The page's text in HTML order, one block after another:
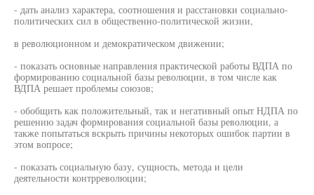
- дать анализ характера, соотношения и расстановки социально-
политических сил в общественно-политической жизни,
в революционном и демократическом движении;
- показать основные направления практической работы ВДПА по
формированию социальной базы революции, в том числе как
ВДПА решает проблемы союзов;
- обобщить как положительный, так и негативный опыт НДПА по
решению задач формирования социальной базы революции, а
также попытаться вскрыть причины некоторых ошибок партии в
этом вопросе;
- показать социальную базу, сущность, метода и цели
деятельности контрреволюции;